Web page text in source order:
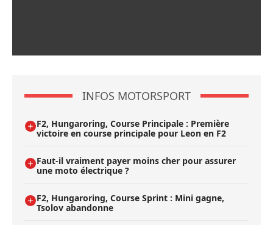
INFOS MOTORSPORT
F2, Hungaroring, Course Principale : Première
victoire en course principale pour Leon en F2
Faut-il vraiment payer moins cher pour assurer
une moto électrique ?
F2, Hungaroring, Course Sprint : Mini gagne,
Tsolov abandonne